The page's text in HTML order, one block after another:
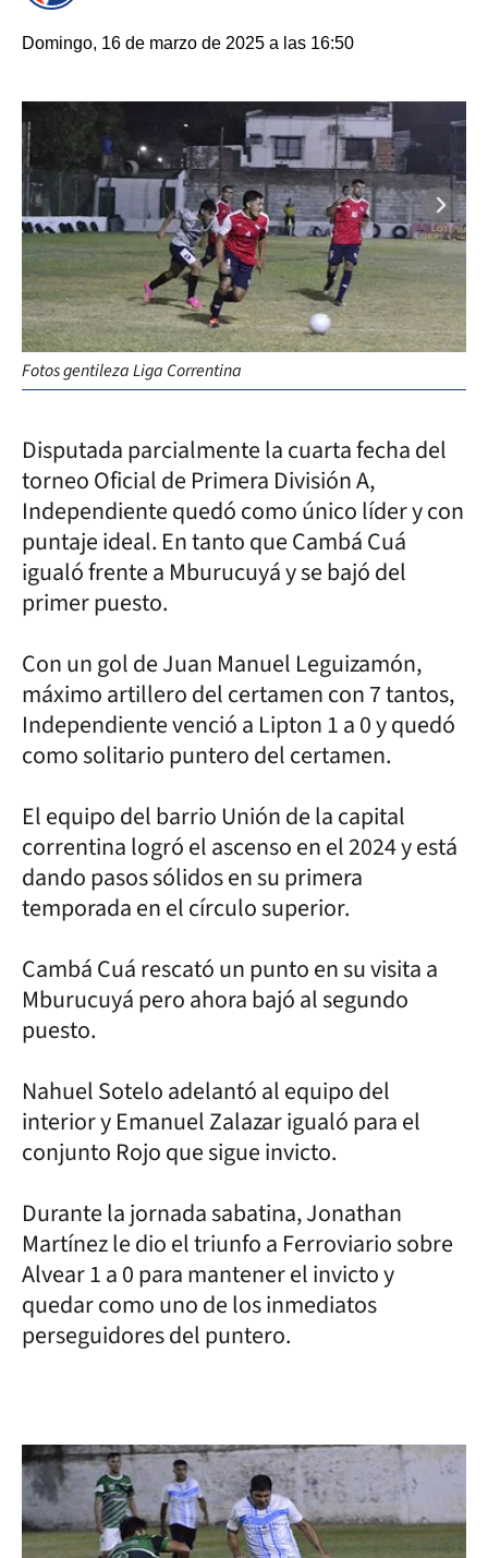
Domingo, 16 de marzo de 2025 a las 16:50
Fotos gentileza Liga Correntina
Disputada parcialmente la cuarta fecha del
torneo Oficial de Primera División A,
Independiente quedó como único líder y con
puntaje ideal. En tanto que Cambá Cuá
igualó frente a Mburucuyá y se bajó del
primer puesto.
Con un gol de Juan Manuel Leguizamón,
máximo artillero del certamen con 7 tantos,
Independiente venció a Lipton 1 a 0 y quedó
como solitario puntero del certamen.
El equipo del barrio Unión de la capital
correntina logró el ascenso en el 2024 y está
dando pasos sólidos en su primera
temporada en el círculo superior.
Cambá Cuá rescató un punto en su visita a
Mburucuyá pero ahora bajó al segundo
puesto.
Nahuel Sotelo adelantó al equipo del
interior y Emanuel Zalazar igualó para el
conjunto Rojo que sigue invicto.
Durante la jornada sabatina, Jonathan
Martínez le dio el triunfo a Ferroviario sobre
Alvear 1 a 0 para mantener el invicto y
quedar como uno de los inmediatos
perseguidores del puntero.